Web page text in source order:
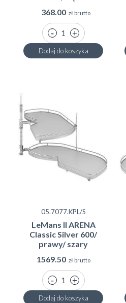
368.00 zł brutto
Dodaj do koszyka
05.7077.KPL/S
LeMans II ARENA
Classic Silver 600/
prawy/ szary
1569.50 zł brutto
Dodaj do koszyka